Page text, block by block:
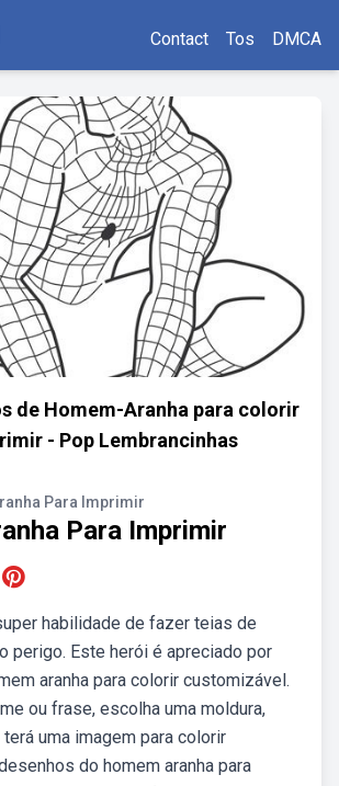
Contact Tos DMCA
de Homem-Aranha para colorir
- Pop Lembrancinhas
Para Imprimir
Para Imprimir
habilidade de fazer teias de
perigo. Este herói é apreciado por
aranha para colorir customizável.
ou frase, escolha uma moldura,
uma imagem para colorir
do homem aranha para